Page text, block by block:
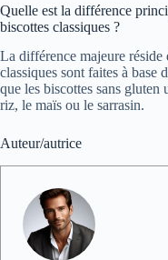
Quelle est la différence
biscottes classiques ?
La différence majeure réside
classiques sont faites à base
que les biscottes sans
riz, le maïs ou le sarrasin.
Auteur/autrice